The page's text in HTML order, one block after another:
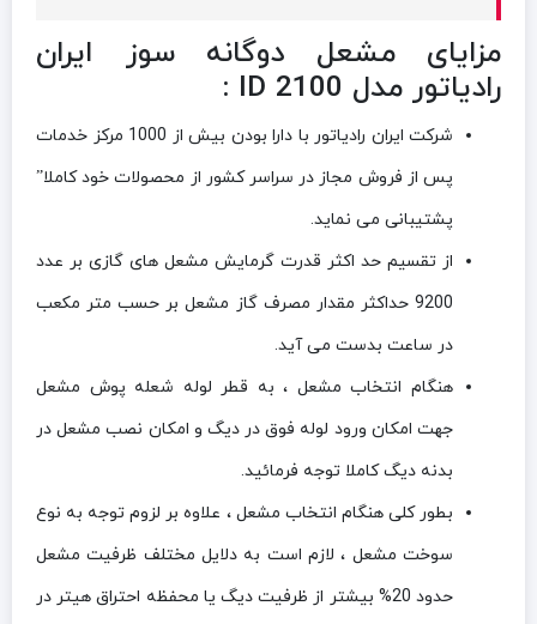
مزایای مشعل دوگانه سوز ایران
رادیاتور مدل ID 2100 :
شرکت ایران رادیاتور با دارا بودن بیش از 1000 مرکز خدمات
پس از فروش مجاز در سراسر کشور از محصولات خود کاملا”
پشتیبانی می نماید.
از تقسيم حد اکثر قدرت گرمايش مشعل های گازی بر عدد
9200 حداکثر مقدار مصرف گاز مشعل بر حسب متر مکعب
در ساعت بدست می آید.
هنگام انتخاب مشعل ، به قطر لوله شعله پوش مشعل
جهت امکان ورود لوله فوق در دیگ و امکان نصب مشعل در
بدنه دیگ کاملا توجه فرمائید.
بطور کلی هنگام انتخاب مشعل ، علاوه بر لزوم توجه به نوع
سوخت مشعل ، لازم است به دلایل مختلف ظرفیت مشعل
حدود 20% بیشتر از ظرفیت دیگ یا محفظه احتراق هیتر در